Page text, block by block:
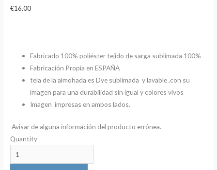
€16.00
Fabricado 100% poliéster tejido de sarga sublimada 100%
Fabricación Propia en ESPAÑA
tela de la almohada es Dye sublimada y lavable ,con su
imagen para una durabilidad sin igual y colores vivos
Imagen impresas en ambos lados.
Avisar de alguna información del producto errónea.
Quantity